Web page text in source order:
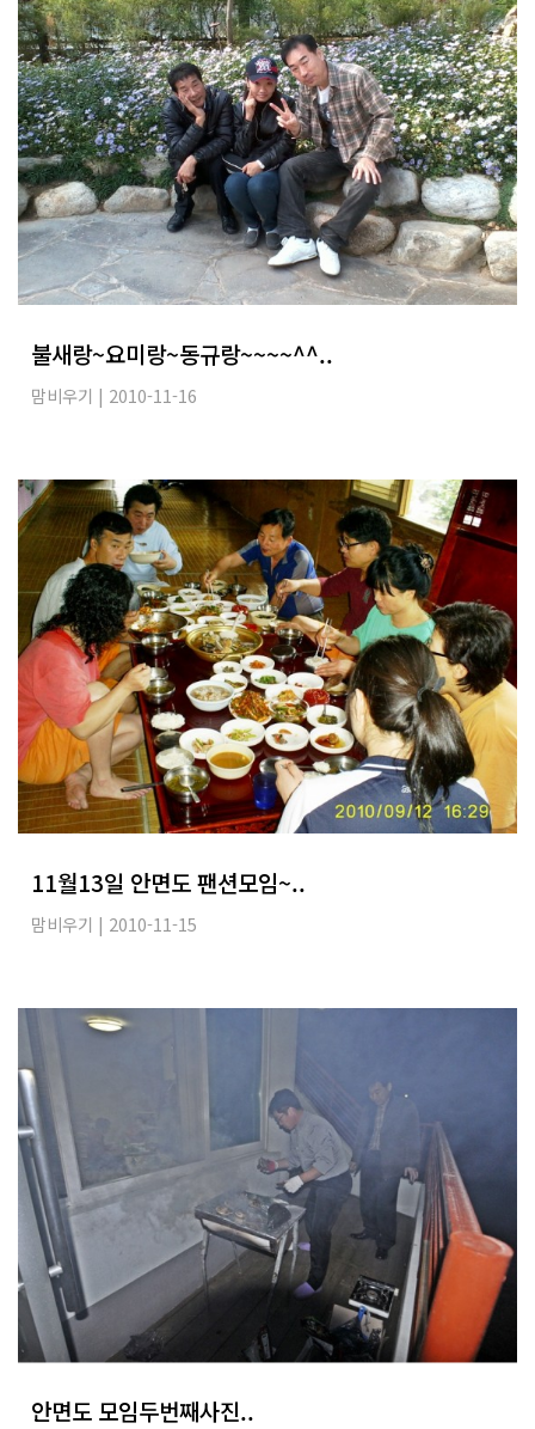
불새랑~요미랑~동규랑~~~~^^..
맘비우기 | 2010-11-16
11월13일 안면도 팬션모임~..
맘비우기 | 2010-11-15
안면도 모임두번째사진..